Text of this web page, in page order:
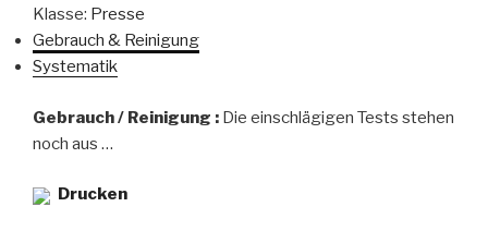
Klasse: Presse
Gebrauch & Reinigung
Systematik
Gebrauch / Reinigung : Die einschlägigen Tests stehen
noch aus …
Drucken